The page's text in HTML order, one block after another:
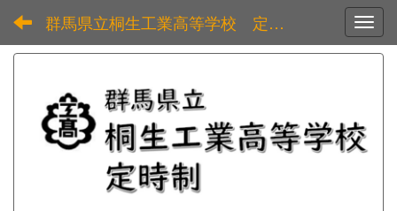
群馬県立桐生工業高等学校 定時制